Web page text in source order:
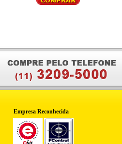
Empresa Reconhecida